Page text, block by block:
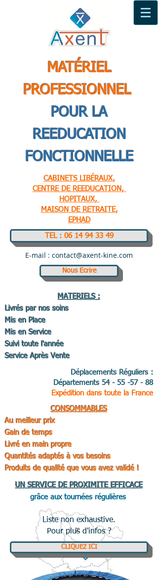
MATÉRIEL
PROFESSIONNEL
POUR LA
REEDUCATION
FONCTIONNELLE
CABINETS LIBÉRAUX,
CENTRE DE REEDUCATION,
HOPITAUX,
MAISON DE RETRAITE,
EPHAD
TEL : 06 14 94 33 49
E-mail : contact@axent-kine.com
Nous Ecrire
MATERIELS :
Livrés par nos soins
Mis en Place
Mis en Service
Suivi toute l'année
Service Après Vente
Déplacements Réguliers :
Départements 54 - 55 -57 - 88
Expédition dans toute la France
CONSOMMABLES
Au meilleur prix
Gain de temps
Livré en main propre
Quantités adaptés à vos besoins
Produits de qualité que vous avez validé !
UN SERVICE DE PROXIMITE EFFICACE
grâce aux tournées régulières
Liste non exhaustive.
Pour plus d'infos ?
CLIQUEZ ICI